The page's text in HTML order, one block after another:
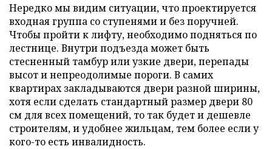
Нередко мы видим ситуации, что проектируется
входная группа со ступенями и без поручней.
Чтобы пройти к лифту, необходимо подняться по
лестнице. Внутри подъезда может быть
стесненный тамбур или узкие двери, перепады
высот и непреодолимые пороги. В самих
квартирах закладываются двери разной ширины,
хотя если сделать стандартный размер двери 80
см для всех помещений, то так будет и дешевле
строителям, и удобнее жильцам, тем более если у
кого-то есть инвалидность.